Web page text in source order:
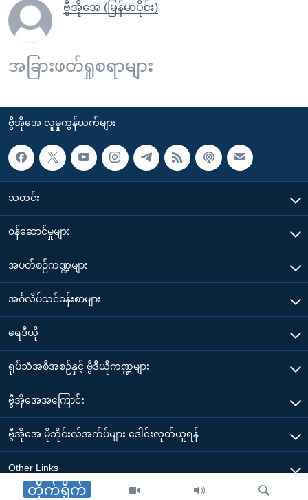
တိုက်ရိုက်
ဗွီအိုအေ (မြန်မာပိုင်း)
အခြားဖတ်ရှုစရာများ
ဗွီအိုအေ လူမှုကွန်ယက်များ
သတင်း
၀န်ဆောင်မှုများ
အပတ်စဉ်ကဏ္ဍများ
အင်္ဂလိပ်သင်ခန်းစာများ
ရေဒီယို
ရုပ်သံအစီအစဉ်နှင့် ဗွီဒီယိုကဏ္ဍများ
ဗွီအိုအေအကြောင်း
ဗွီအိုအေ မိုဘိုင်းလ်အက်ပ်များ ဒေါင်းလုတ်ယူရန်
Other Links